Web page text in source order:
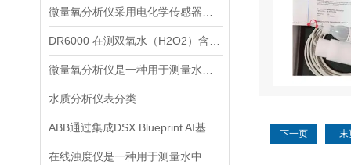
水质分析仪表分类
下一页 末